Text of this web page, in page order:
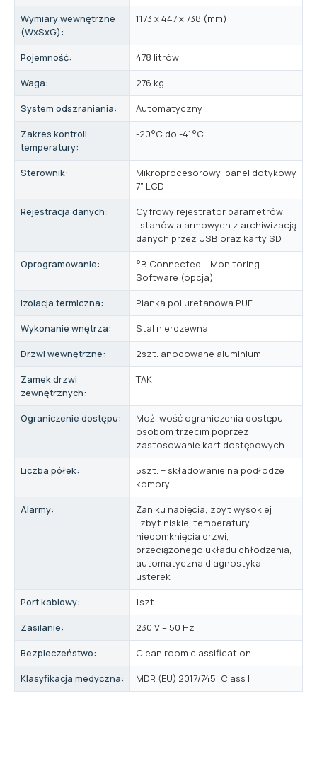
Wymiary wewnętrzne
(WxSxG):
1173 x 447 x 738 (mm)
Pojemność:
478 litrów
Waga:
276 kg
System odszraniania:
Automatyczny
Zakres kontroli
temperatury:
-20°C do -41°C
Sterownik:
Mikroprocesorowy, panel dotykowy
7” LCD
Rejestracja danych:
Cyfrowy rejestrator parametrów
i stanów alarmowych z archiwizacją
danych przez USB oraz karty SD
Oprogramowanie:
°B Connected – Monitoring
Software (opcja)
Izolacja termiczna:
Pianka poliuretanowa PUF
Wykonanie wnętrza:
Stal nierdzewna
Drzwi wewnętrzne:
2szt. anodowane aluminium
Zamek drzwi
zewnętrznych:
TAK
Ograniczenie dostępu:
Możliwość ograniczenia dostępu
osobom trzecim poprzez
zastosowanie kart dostępowych
Liczba półek:
5szt. + składowanie na podłodze
komory
Alarmy:
Zaniku napięcia, zbyt wysokiej
i zbyt niskiej temperatury,
niedomknięcia drzwi,
przeciążonego układu chłodzenia,
automatyczna diagnostyka
usterek
Port kablowy:
1szt.
Zasilanie:
230 V – 50 Hz
Bezpieczeństwo:
Clean room classification
Klasyfikacja medyczna:
MDR (EU) 2017/745, Class I